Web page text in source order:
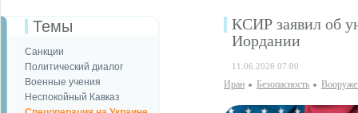
Темы
Санкции
Политический диалог
Военные учения
Неспокойный Кавказ
КСИР заявил об
Иордании
11.06.2026 07:00
Иран Безопаcность